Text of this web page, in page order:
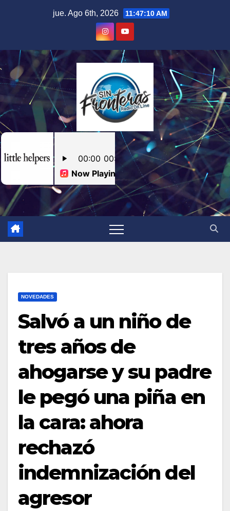
jue. Ago 6th, 2026 11:47:11 AM
NOVEDADES
Salvó a un niño de
tres años de
ahogarse y su padre
le pegó una piña en
la cara: ahora
rechazó
indemnización del
agresor